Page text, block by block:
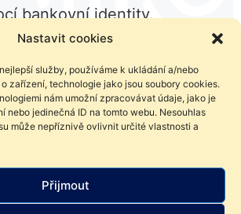
Nastavit cookies
služby, používáme k ukládání a/nebo
zařízení, technologie jako jsou soubory cookies.
nám umožní zpracovávat údaje, jako je
nebo jedinečná ID na tomto webu. Nesouhlas
může nepříznivě ovlivnit určité vlastnosti a
Přijmout
bankovní identity.
článek? Sdílejte ho